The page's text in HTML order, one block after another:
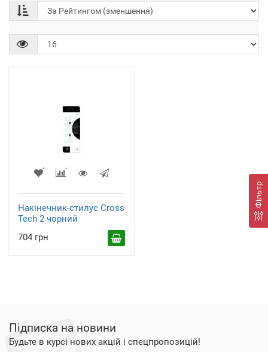
Фільтр
Накінечник-стилус Cross
Tech 2 чорний
704 грн
Підписка на новини
Будьте в курсі нових акцій і спецпропозицій!